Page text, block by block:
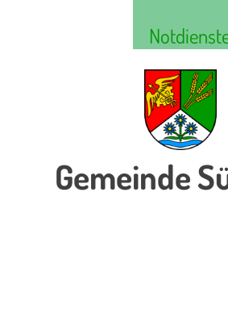
Gemeinde